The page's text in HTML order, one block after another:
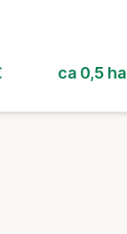
ca 0,5 ha